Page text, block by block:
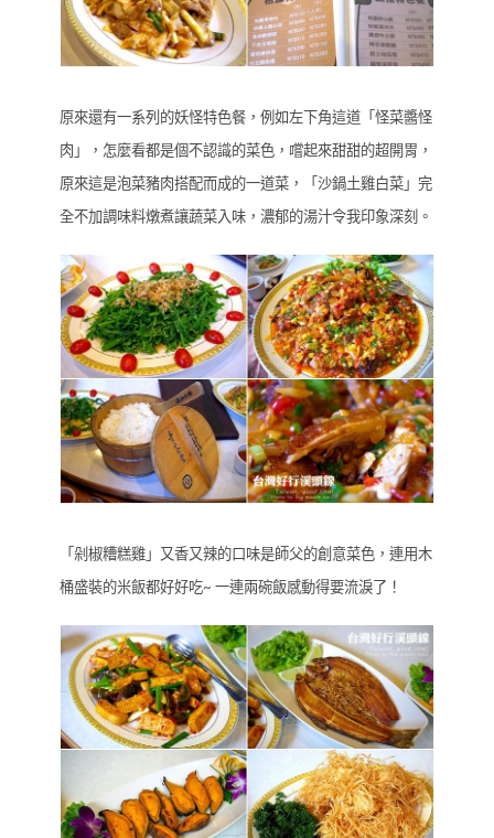
原來還有一系列的妖怪特色餐，例如左下角這道「怪菜醬怪
肉」，怎麼看都是個不認識的菜色，嚐起來甜甜的超開胃，
原來這是泡菜豬肉搭配而成的一道菜，「沙鍋土雞白菜」完
全不加調味料燉煮讓蔬菜入味，濃郁的湯汁令我印象深刻。
「剁椒糟糕雞」又香又辣的口味是師父的創意菜色，連用木
桶盛裝的米飯都好好吃~ 一連兩碗飯感動得要流淚了！